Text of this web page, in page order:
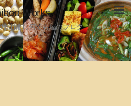
Works
消推し何でも屋のブログ